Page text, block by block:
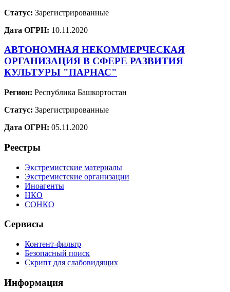
Статус: Зарегистрированные
Дата ОГРН: 10.11.2020
АВТОНОМНАЯ НЕКОММЕРЧЕСКАЯ
ОРГАНИЗАЦИЯ В СФЕРЕ РАЗВИТИЯ
КУЛЬТУРЫ "ПАРНАС"
Регион: Республика Башкортостан
Статус: Зарегистрированные
Дата ОГРН: 05.11.2020
Реестры
Экстремистские материалы
Экстремистские организации
Иноагенты
НКО
СОНКО
Сервисы
Контент-фильтр
Безопасный поиск
Скрипт для слабовидящих
Информация